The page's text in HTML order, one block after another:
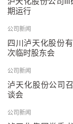
期运行
公司新闻
四川泸天化股份
次临时股东会
公司新闻
泸天化股份公司
谈会
公司新闻